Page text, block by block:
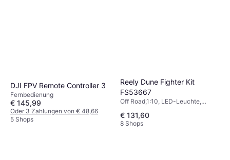
DJI FPV Remote Controller 3
Fernbedienung
€ 145,99
Oder 3 Zahlungen von € 48,66
5 Shops
Reely Dune Fighter Kit
FS53667
Off Road,1:10, LED-Leuchte,
Allradantrieb (4WD)
€ 131,60
8 Shops